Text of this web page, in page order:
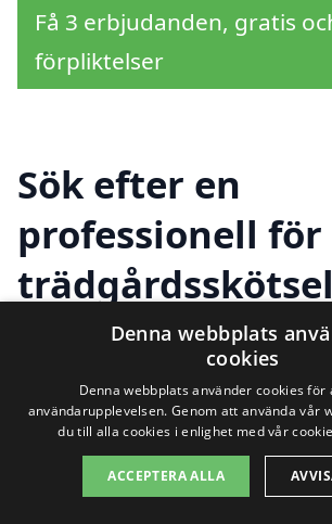
Få 3 erbjudanden, gratis
förpliktelser
Sök efter en
professionell för
andra städer
Mariefred
Att hitta rätt hjälp för
Denna webbplats
cookies
Denna webbplats använder cookies
användarupplevelsen. Genom att använda vår
du till alla cookies i enlighet med vår
ACCEPTERA ALLA